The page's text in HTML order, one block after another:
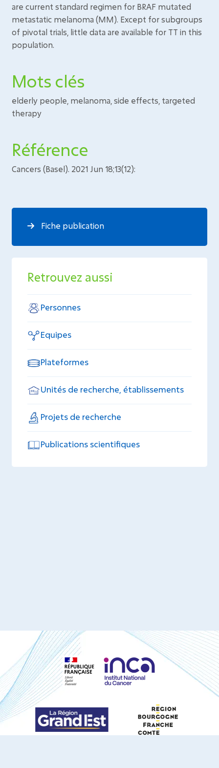
are current standard regimen for BRAF mutated
metastatic melanoma (MM). Except for subgroups
of pivotal trials, little data are available for TT in this
population.
Mots clés
elderly people, melanoma, side effects, targeted
therapy
Référence
Cancers (Basel). 2021 Jun 18;13(12):
Fiche publication
Retrouvez aussi
Personnes
Equipes
Plateformes
Unités de recherche, établissements
Projets de recherche
Publications scientifiques